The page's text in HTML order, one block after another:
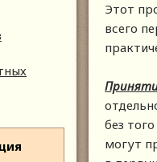
Этот
всего
без
могут